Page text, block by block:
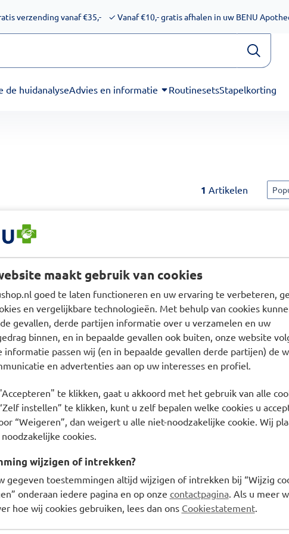
maakt gebruik van cookies
goed te laten functioneren en uw ervaring te verbeteren,
en vergelijkbare technologieën. Met behulp van cookies
gevallen, derde partijen informatie over u verzamelen en uw
binnen, en in bepaalde gevallen ook buiten, onze website
informatie passen wij (en in bepaalde gevallen derde partijen) de
en advertenties aan op uw interesses en profiel.
te klikken, gaat u akkoord met het gebruik van alle
instellen” te klikken, kunt u zelf bepalen welke cookies u
“Weigeren”, dan weigert u alle niet-noodzakelijke cookie. Wij
cookies.
wijzigen of intrekken?
gegeven toestemmingen altijd wijzigen of intrekken bij “Wijzig
onderaan iedere pagina en op onze contactpagina. Als u meer
hoe wij cookies gebruiken, lees dan ons Cookiestatement.
verzending vanaf €35,- ✓ Vanaf €10,- gratis afhalen in uw BENU
de huidanalyseAdvies en informatie RoutinesetsStapelkorting
1 Artikelen
1
ons met een8.6
Ontvang zorgadvies en onze
Inschrijven
Klantenservice